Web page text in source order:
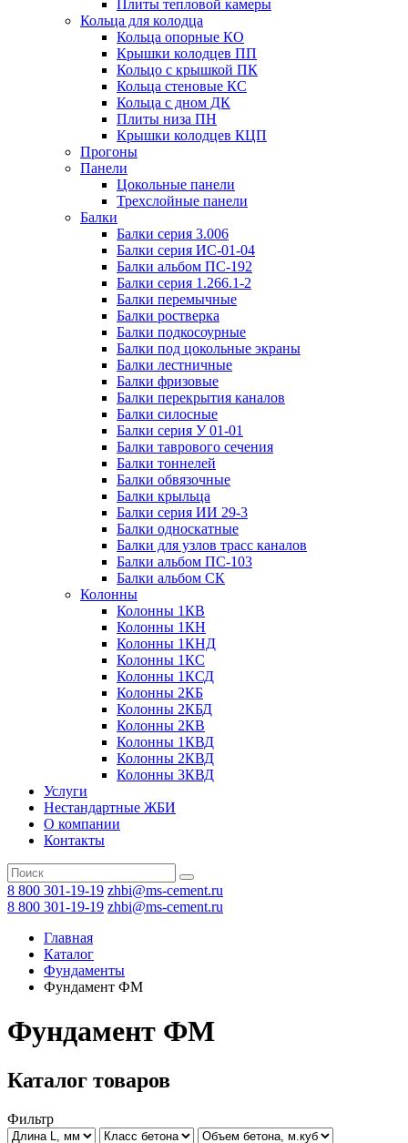
Плиты тепловой камеры
Кольца для колодца
Кольца опорные КО
Крышки колодцев ПП
Кольцо с крышкой ПК
Кольца стеновые КС
Кольца с дном ДК
Плиты низа ПН
Крышки колодцев КЦП
Прогоны
Панели
Цокольные панели
Трехслойные панели
Балки
Балки серия 3.006
Балки серия ИС-01-04
Балки альбом ПС-192
Балки серия 1.266.1-2
Балки перемычные
Балки ростверка
Балки подкосоурные
Балки под цокольные экраны
Балки лестничные
Балки фризовые
Балки перекрытия каналов
Балки силосные
Балки серия У 01-01
Балки таврового сечения
Балки тоннелей
Балки обвязочные
Балки крыльца
Балки серия ИИ 29-3
Балки односкатные
Балки для узлов трасс каналов
Балки альбом ПС-103
Балки альбом СК
Колонны
Колонны 1КВ
Колонны 1КН
Колонны 1КНД
Колонны 1КС
Колонны 1КСД
Колонны 2КБ
Колонны 2КБД
Колонны 2КВ
Колонны 1КВД
Колонны 2КВД
Колонны 3КВД
Услуги
Нестандартные ЖБИ
О компании
Контакты
8 800 301-19-19 zhbi@ms-cement.ru
8 800 301-19-19 zhbi@ms-cement.ru
Главная
Каталог
Фундаменты
Фyндамент ФМ
Фyндамент ФМ
Каталог товаров
Фильтр